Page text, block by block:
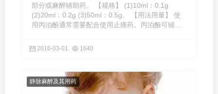
部分或麻醉辅助药。 【规格】 (1)10ml：0.1g
(2)20ml：0.2g (3)50ml：0.5g。 【用法用量】 使
用丙泊酚通常需要配合使用止痛药。丙泊酚可辅助
2016-03-01 1640
静脉麻醉及其用药